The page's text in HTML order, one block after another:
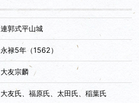
連郭式平山城
永禄5年（1562）
大友宗麟
大友氏、福原氏、太田氏、稲葉氏